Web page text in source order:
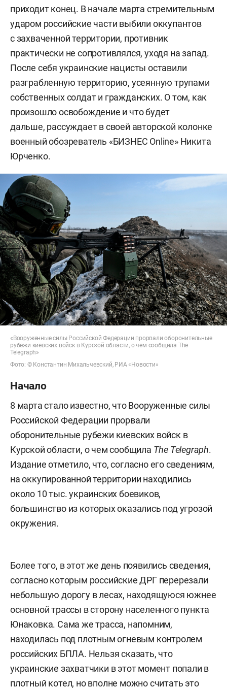
приходит конец. В начале марта стремительным
ударом российские части выбили оккупантов
с захваченной территории, противник
практически не сопротивлялся, уходя на запад.
После себя украинские нацисты оставили
разграбленную территорию, усеянную трупами
собственных солдат и гражданских. О том, как
произошло освобождение и что будет
дальше, рассуждает в своей авторской колонке
военный обозреватель «БИЗНЕС Online» Никита
Юрченко.
«Вооруженные силы Российской Федерации прорвали оборонительные
рубежи киевских войск в Курской области, о чем сообщила The
Telegraph»
Фото: © Константин Михальчевский, РИА «Новости»
Начало
8 марта стало известно, что Вооруженные силы
Российской Федерации прорвали
оборонительные рубежи киевских войск в
Курской области, о чем сообщила The Telegraph.
Издание отметило, что, согласно его сведениям,
на оккупированной территории находились
около 10 тыс. украинских боевиков,
большинство из которых оказались под угрозой
окружения.
Более того, в этот же день появились сведения,
согласно которым российские ДРГ перерезали
небольшую дорогу в лесах, находящуюся южнее
основной трассы в сторону населенного пункта
Юнаковка. Сама же трасса, напомним,
находилась под плотным огневым контролем
российских БПЛА. Нельзя сказать, что
украинские захватчики в этот момент попали в
плотный котел, но вполне можно считать это